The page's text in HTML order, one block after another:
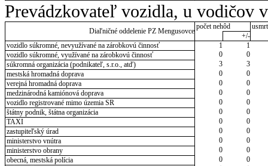
Prevádzkovateľ vozidla, u vodičov
Diaľničné oddelenie PZ Mengusovce
počet nehôd
+/-
vozidlo súkromné, nevyužívané na zárobkovú činnosť
1
1
vozidlo súkromné, využívané na zárobkovú činnosť
0
0
súkromná organizácia (podnikateľ, s.r.o., atď)
3
3
mestská hromadná doprava
0
0
verejná hromadná doprava
0
0
medzinárodná kamiónová doprava
0
0
vozidlo registrované mimo územia SR
0
0
štátny podnik, štátna organizácia
0
0
TAXI
0
0
zastupiteľský úrad
0
0
ministerstvo vnútra
0
0
ministerstvo obrany
0
0
obecná, mestská polícia
0
0